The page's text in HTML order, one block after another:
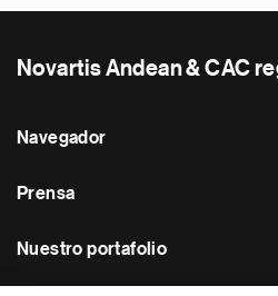
Novartis Andean & CAC
Navegador
Prensa
Nuestro portafolio